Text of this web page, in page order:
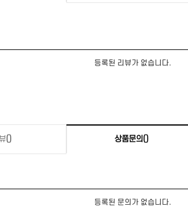
등록된 리뷰가 없습니다.
() 상품문의 ()
등록된 문의가 없습니다.